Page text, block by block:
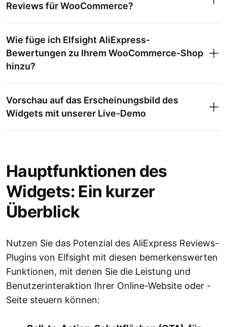
Reviews für WooCommerce?
Wie füge ich Elfsight AliExpress-
Bewertungen zu Ihrem WooCommerce-Shop
hinzu?
Installationscode:
Vorschau auf das Erscheinungsbild des
Widgets mit unserer Live-Demo
Hauptfunktionen des
Widgets: Ein kurzer
Überblick
Nutzen Sie das Potenzial des AliExpress Reviews-
Plugins von Elfsight mit diesen bemerkenswerten
Funktionen, mit denen Sie die Leistung und
Benutzerinteraktion Ihrer Online-Website oder -
Seite steuern können: